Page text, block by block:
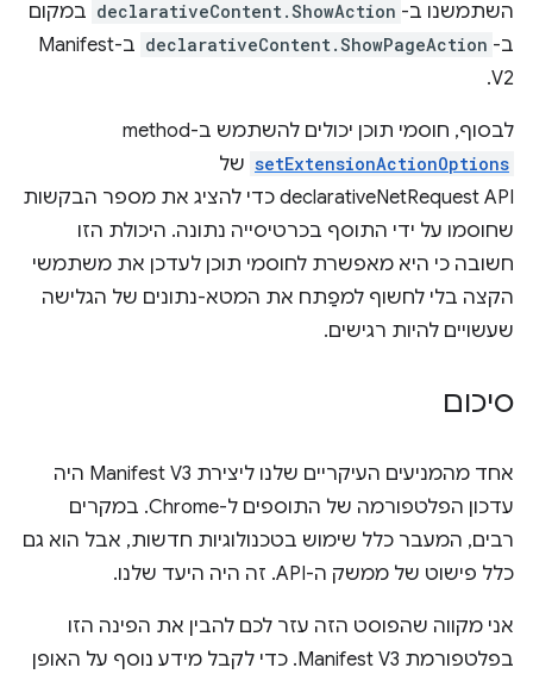
השתמשנו ב- declarativeContent.ShowAction במקום
ב- declarativeContent.ShowPageAction
ב-Manifest
V2.
לבסוף, חוסמי תוכן יכולים להשתמש ב-method‏
setExtensionActionOptions של
declarativeNetRequest API כדי להציג את מספר הבקשות
שחוסמו על ידי התוסף בכרטיסייה נתונה. היכולת הזו
חשובה כי היא מאפשרת לחוסמי תוכן לעדכן את משתמשי
הקצה בלי לחשוף למפַתח את המטא-נתונים של הגלישה
שעשויים להיות רגישים.
סיכום
אחד מהמניעים העיקריים שלנו ליצירת Manifest V3 היה
עדכון הפלטפורמה של התוספים ל-Chrome. במקרים
רבים, המעבר כלל שימוש בטכנולוגיות חדשות, אבל הוא גם
כלל פישוט של ממשק ה-API. זה היה היעד שלנו.
אני מקווה שהפוסט הזה עזר לכם להבין את הפינה הזו
בפלטפורמת Manifest V3. כדי לקבל מידע נוסף על האופן